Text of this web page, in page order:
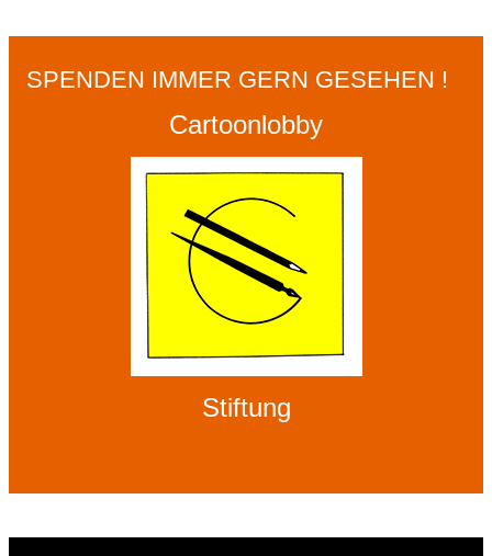
SPENDEN IMMER GERN GESEHEN !
Cartoonlobby
Stiftung